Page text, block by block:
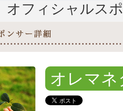
フィシャルス
オレマネ